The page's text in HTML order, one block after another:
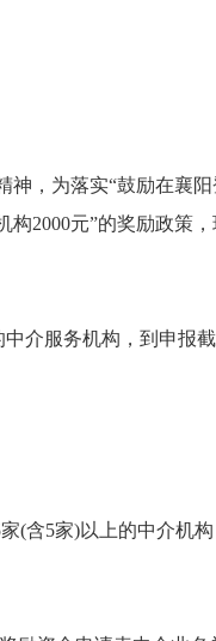
，为落实“鼓励在襄
2000元”的奖励政策，
介服务机构，到申报
含5家)以上的中介机构